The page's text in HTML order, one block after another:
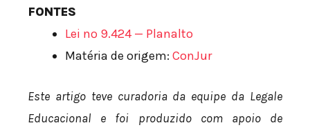
FONTES
Lei nº 9.424 — Planalto
Matéria de origem: ConJur
Este artigo teve curadoria da equipe da Legale
Educacional e foi produzido com apoio de